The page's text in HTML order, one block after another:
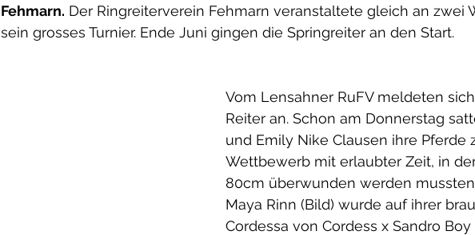
Fehmarn. Der Ringreiterverein Fehmarn veranstaltete gleich an zwei
sein grosses Turnier. Ende Juni gingen die Springreiter an den Start.
Vom Lensahner RuFV meldeten
Reiter an. Schon am Donnerstag
und Emily Nike Clausen ihre Pferde
Wettbewerb mit erlaubter Zeit, in
80cm überwunden werden
Maya Rinn (Bild) wurde auf ihrer
Cordessa von Cordess x Sandro